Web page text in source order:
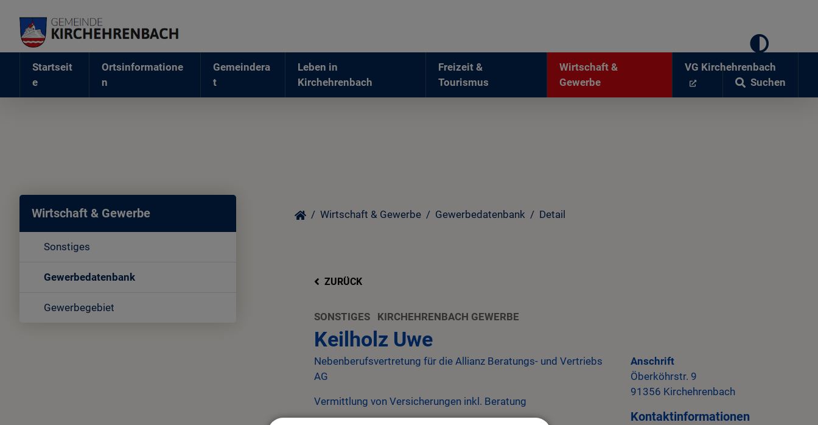
Suchen
Startseit
e
Ortsinformatione
n
Gemeindera
t
Leben in
Kirchehrenbach
Freizeit &
Tourismus
Wirtschaft &
Gewerbe
VG Kirchehrenbach
Wirtschaft & Gewerbe
Sonstiges
Gewerbedatenbank
Gewerbegebiet
Wirtschaft & Gewerbe Gewerbedatenbank Detail
ZURÜCK
SONSTIGES KIRCHEHRENBACH GEWERBE
Keilholz Uwe
Nebenberufsvertretung für die Allianz Beratungs- und Vertriebs
AG
Vermittlung von Versicherungen inkl. Beratung
Anschrift
Öberköhrstr. 9
91356 Kirchehrenbach
Kontaktinformationen